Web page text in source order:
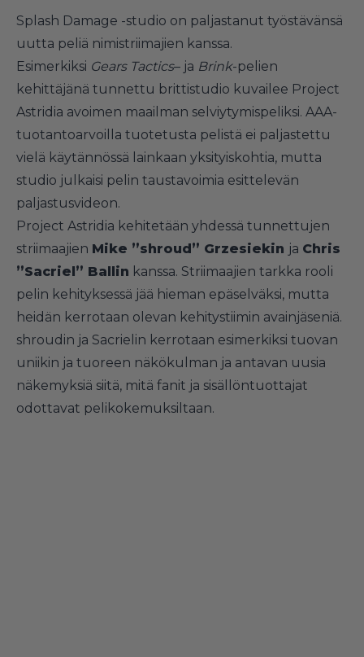
Splash Damage -studio on paljastanut työstävänsä
uutta peliä nimistriimajien kanssa.
Esimerkiksi Gears Tactics– ja Brink-pelien
kehittäjänä tunnettu brittistudio kuvailee Project
Astridia avoimen maailman selviytymispeliksi. AAA-
tuotantoarvoilla tuotetusta pelistä ei paljastettu
vielä käytännössä lainkaan yksityiskohtia, mutta
studio julkaisi pelin taustavoimia esittelevän
paljastusvideon.
Project Astridia kehitetään yhdessä tunnettujen
striimaajien Mike ”shroud” Grzesiekin ja Chris
”Sacriel” Ballin kanssa. Striimaajien tarkka rooli
pelin kehityksessä jää hieman epäselväksi, mutta
heidän kerrotaan olevan kehitystiimin avainjäseniä.
shroudin ja Sacrielin kerrotaan esimerkiksi tuovan
uniikin ja tuoreen näkökulman ja antavan uusia
näkemyksiä siitä, mitä fanit ja sisällöntuottajat
odottavat pelikokemuksiltaan.